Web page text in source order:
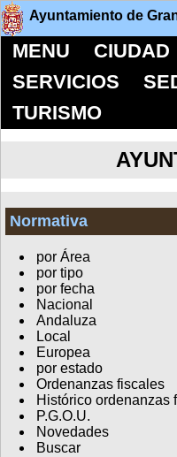
Ayuntamiento de
MENU CIUDAD
SERVICIOS
TURISMO
Normativa
por Área
por tipo
por fecha
Nacional
Andaluza
Local
Europea
por estado
Ordenanzas fiscales
Histórico ordenanzas
P.G.O.U.
Novedades
Buscar